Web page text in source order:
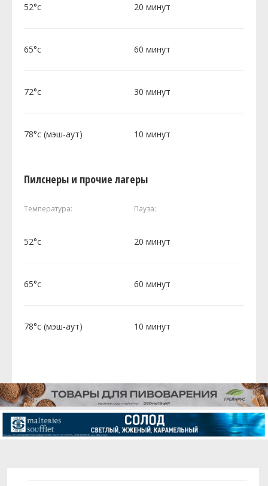
52°c 20 минут
65°c 60 минут
72°c 30 минут
78°c (мэш-аут) 10 минут
Пилснеры и прочие лагеры
Температура: Пауза:
52°c 20 минут
65°c 60 минут
78°c (мэш-аут) 10 минут